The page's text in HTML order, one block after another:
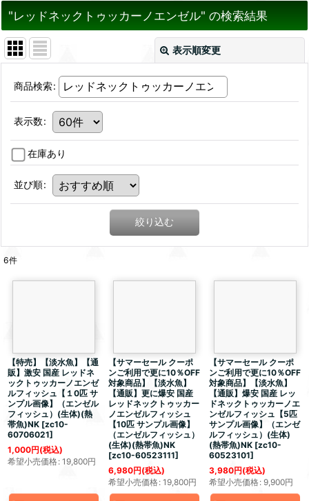
"レッドネックトゥッカーノエンゼル" の検索結果
表示順変更
商品検索:
表示数:
在庫あり
並び順:
絞り込む
6件
【特売】【淡水魚】【通
販】激安 国産 レッドネ
ックトゥッカーノエンゼ
ルフィッシュ【１0匹 サ
ンプル画像】（エンゼル
フィッシュ）(生体)(熱
帯魚)NK [zc10-
60706021]
1,000円(税込)
希望小売価格: 19,800円
【サマーセール クーポ
ンご利用で更に10％OFF
対象商品】【淡水魚】
【通販】更に爆安 国産
レッドネックトゥッカー
ノエンゼルフィッシュ
【10匹 サンプル画像】
（エンゼルフィッシュ）
(生体)(熱帯魚)NK
[zc10-60523111]
6,980円(税込)
希望小売価格: 19,800円
【サマーセール クーポ
ンご利用で更に10％OFF
対象商品】【淡水魚】
【通販】爆安 国産 レッ
ドネックトゥッカーノエ
ンゼルフィッシュ【5匹
サンプル画像】（エンゼ
ルフィッシュ）(生体)
(熱帯魚)NK [zc10-
60523101]
3,980円(税込)
希望小売価格: 9,900円